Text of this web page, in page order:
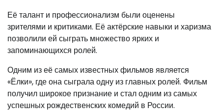
Её талант и профессионализм были оценены
зрителями и критиками. Её актёрские навыки и харизма
позволили ей сыграть множество ярких и
запоминающихся ролей.
Одним из её самых известных фильмов является
«Ёлки», где она сыграла одну из главных ролей. Фильм
получил широкое признание и стал одним из самых
успешных рождественских комедий в России.